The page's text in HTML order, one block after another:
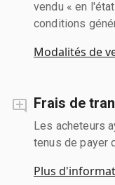
vendu « en
conditions
Modalités de
Frais de
Les acheteurs
tenus de payer
Plus